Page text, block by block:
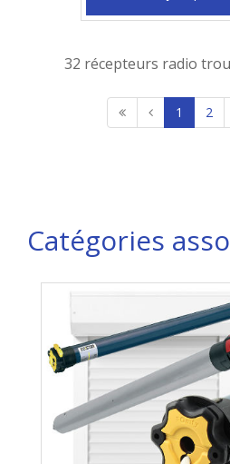
32 récepteurs radio
1 2
Catégories